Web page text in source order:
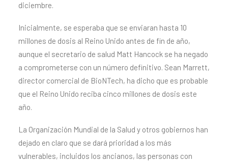
diciembre.
Inicialmente, se esperaba que se enviaran hasta 10
millones de dosis al Reino Unido antes de fin de año,
aunque el secretario de salud Matt Hancock se ha negado
a comprometerse con un número definitivo. Sean Marrett,
director comercial de BioNTech, ha dicho que es probable
que el Reino Unido reciba cinco millones de dosis este
año.
La Organización Mundial de la Salud y otros gobiernos han
dejado en claro que se dará prioridad a los más
vulnerables, incluidos los ancianos, las personas con